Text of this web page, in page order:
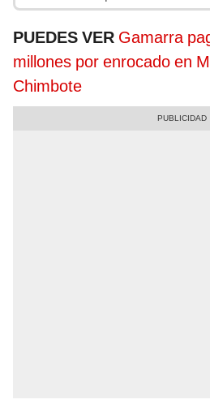
PUEDES VER Gamarra
millones por enrocado en
Chimbote